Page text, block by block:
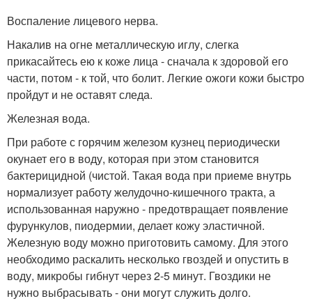
Воспаление лицевого нерва.
Накалив на огне металлическую иглу, слегка
прикасайтесь ею к коже лица - сначала к здоровой его
части, потом - к той, что болит. Легкие ожоги кожи быстро
пройдут и не оставят следа.
Железная вода.
При работе с горячим железом кузнец периодически
окунает его в воду, которая при этом становится
бактерицидной (чистой. Такая вода при приеме внутрь
нормализует работу желудочно-кишечного тракта, а
использованная наружно - предотвращает появление
фурункулов, пиодермии, делает кожу эластичной.
Железную воду можно приготовить самому. Для этого
необходимо раскалить несколько гвоздей и опустить в
воду, микробы гибнут через 2-5 минут. Гвоздики не
нужно выбрасывать - они могут служить долго.